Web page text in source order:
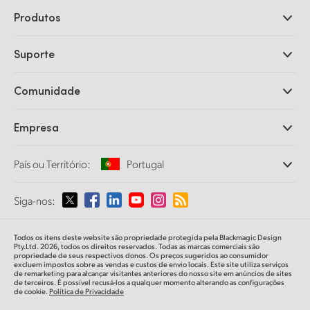
Produtos
DaVinci Resolve e Fusion
Ultimatte
Captura e Reprodução
Conversão de Padrões
Monitoramento
Armazenamento em Rede
Roteamento e Distribuição
Streaming e Codificação
Suporte
Central de Suporte Técnico
Comunidade
Empresa
Sobre a Blackmagic Design
Imprensa
País ou Território: Portugal
Selecione seu país ou território
Australia
Austria
Siga-nos:
Todos os itens deste website são propriedade protegida pela Blackmagic Design
Pty.Ltd. 2026, todos os direitos reservados. Todas as marcas comerciais são
propriedade de seus respectivos donos. Os preços sugeridos ao consumidor
excluem impostos sobre as vendas e custos de envio locais. Este site utiliza serviços
de remarketing para alcançar visitantes anteriores do nosso site em anúncios de sites
de terceiros. É possível recusá-los a qualquer momento alterando as configurações
de cookie.Política de Privacidade